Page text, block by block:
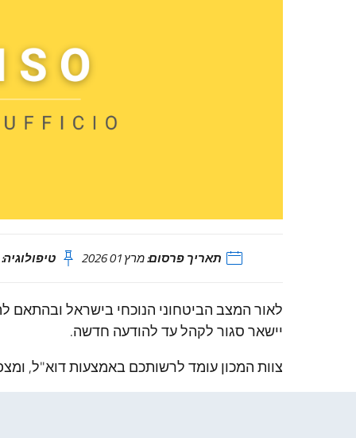
תאריך פרסום:מרץ 01 2026 טיפולוגיה:
לאור המצב הביטחוני הנוכחי בישראל ובהתאם
יישאר סגור לקהל עד להודעה חדשה.
צוות המכון עומד לרשותכם באמצעות דוא"ל,